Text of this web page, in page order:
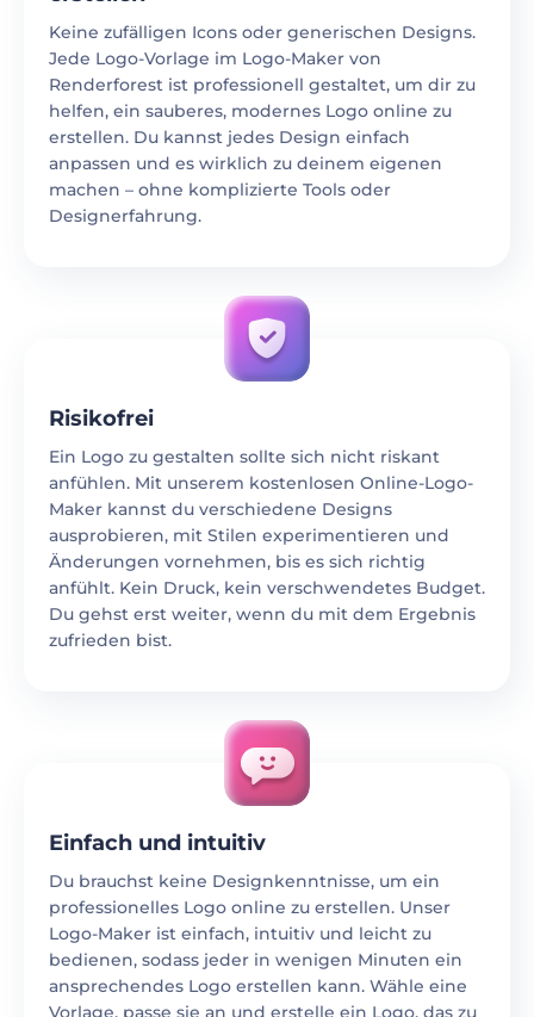
Keine zufälligen Icons oder generischen Designs.
Jede Logo-Vorlage im Logo-Maker von
Renderforest ist professionell gestaltet, um dir zu
helfen, ein sauberes, modernes Logo online zu
erstellen. Du kannst jedes Design einfach
anpassen und es wirklich zu deinem eigenen
machen – ohne komplizierte Tools oder
Designerfahrung.
Risikofrei
Ein Logo zu gestalten sollte sich nicht riskant
anfühlen. Mit unserem kostenlosen Online-Logo-
Maker kannst du verschiedene Designs
ausprobieren, mit Stilen experimentieren und
Änderungen vornehmen, bis es sich richtig
anfühlt. Kein Druck, kein verschwendetes Budget.
Du gehst erst weiter, wenn du mit dem Ergebnis
zufrieden bist.
Einfach und intuitiv
Du brauchst keine Designkenntnisse, um ein
professionelles Logo online zu erstellen. Unser
Logo-Maker ist einfach, intuitiv und leicht zu
bedienen, sodass jeder in wenigen Minuten ein
ansprechendes Logo erstellen kann. Wähle eine
Vorlage, passe sie an und erstelle ein Logo, das zu